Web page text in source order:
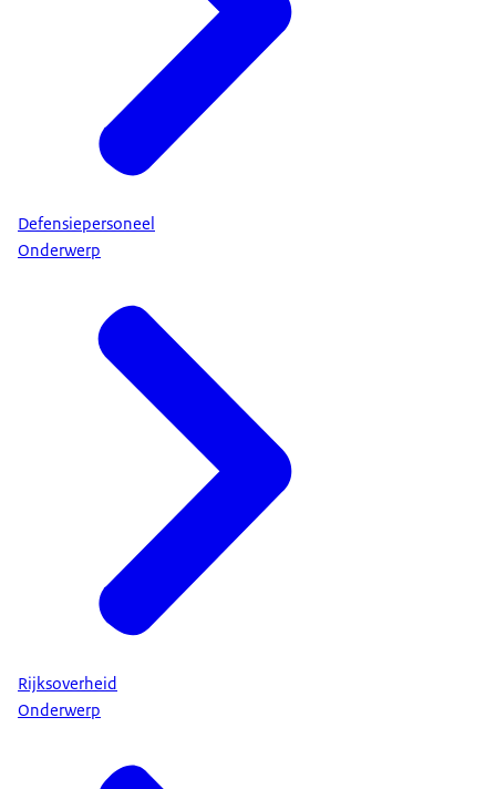
Defensiepersoneel
Onderwerp
Rijksoverheid
Onderwerp